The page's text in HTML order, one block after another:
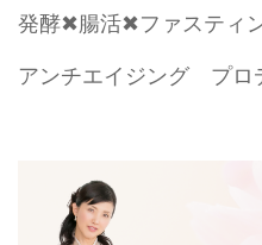
発酵✖腸活✖ファスティ
アンチエイジング プ